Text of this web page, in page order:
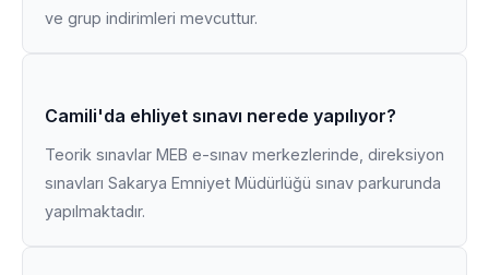
ve grup indirimleri mevcuttur.
Camili'da ehliyet sınavı nerede yapılıyor?
Teorik sınavlar MEB e-sınav merkezlerinde, direksiyon
sınavları Sakarya Emniyet Müdürlüğü sınav parkurunda
yapılmaktadır.